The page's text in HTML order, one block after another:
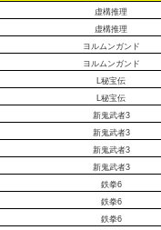
虚構推理
虚構推理
ヨルムンガンド
ヨルムンガンド
L秘宝伝
L秘宝伝
新鬼武者3
新鬼武者3
新鬼武者3
新鬼武者3
鉄拳6
鉄拳6
鉄拳6